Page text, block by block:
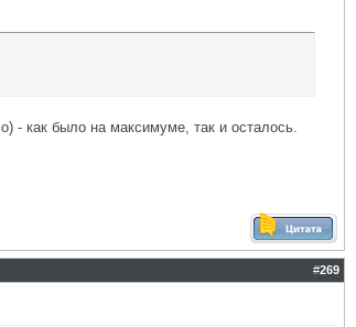
- как было на максимуме, так и осталось.
#269